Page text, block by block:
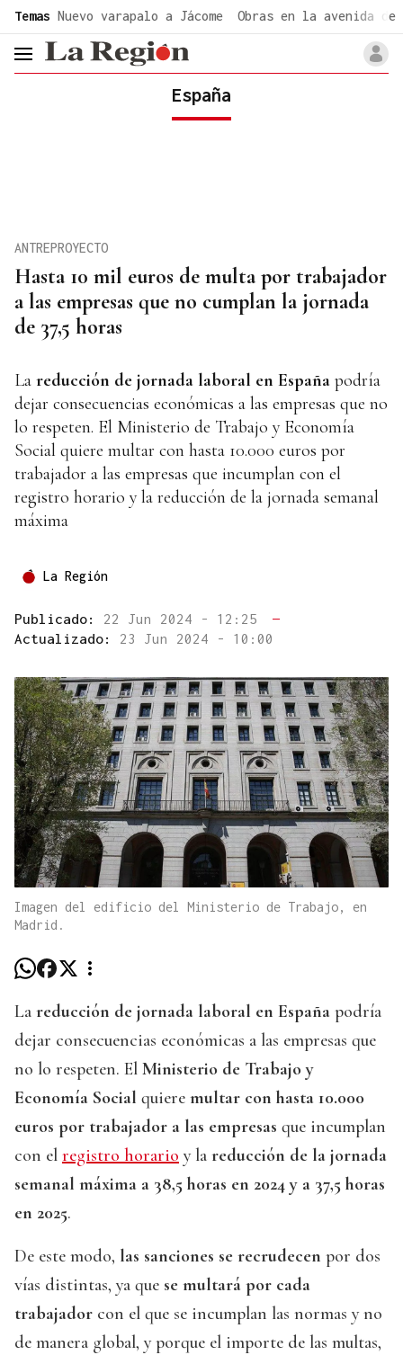
Temas Nuevo varapalo a Jácome Obras en la avenida de
header.menu.open
España
Hasta 10 mil euros de multa por trabajador
a las empresas que no cumplan la jornada
de 37,5 horas
ANTREPROYECTO
La reducción de jornada laboral en España podría
dejar consecuencias económicas a las empresas que no
lo respeten. El Ministerio de Trabajo y Economía
Social quiere multar con hasta 10.000 euros por
trabajador a las empresas que incumplan con el
registro horario y la reducción de la jornada semanal
máxima
La Región
Publicado: 22 Jun 2024 - 12:25
—
Actualizado: 23 Jun 2024 - 10:00
Imagen del edificio del Ministerio de Trabajo, en
Madrid.
La reducción de jornada laboral en España podría
dejar consecuencias económicas a las empresas que
no lo respeten. El Ministerio de Trabajo y
Economía Social quiere multar con hasta 10.000
euros por trabajador a las empresas que incumplan
con el registro horario y la reducción de la jornada
semanal máxima a 38,5 horas en 2024 y a 37,5 horas
en 2025.
De este modo, las sanciones se recrudecen por dos
vías distintas, ya que se multará por cada
trabajador con el que se incumplan las normas y no
de manera global, y porque el importe de las multas,